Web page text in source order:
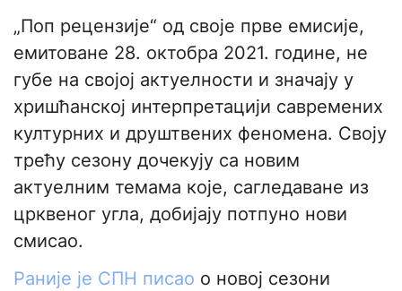
„Поп рецензије“ од своје прве емисије,
емитоване 28. октобра 2021. године, не
губе на својој актуелности и значају у
хришћанској интерпретацији савремених
културних и друштвених феномена. Своју
трећу сезону дочекују са новим
актуелним темама које, сагледаване из
црквеног угла, добијају потпуно нови
смисао.
Раније је СПН писао о новој сезони